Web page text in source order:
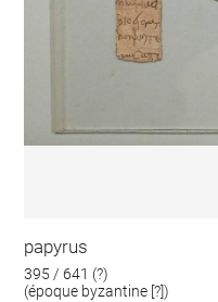
papyrus
395 / 641 (?)
(époque byzantine [?])